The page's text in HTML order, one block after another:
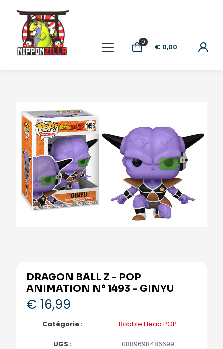
0
€ 0,00
DRAGON BALL Z – POP
ANIMATION N° 1493 – GINYU
€ 16,99
Catégorie : Bobble Head POP
UGS : 0889698486699